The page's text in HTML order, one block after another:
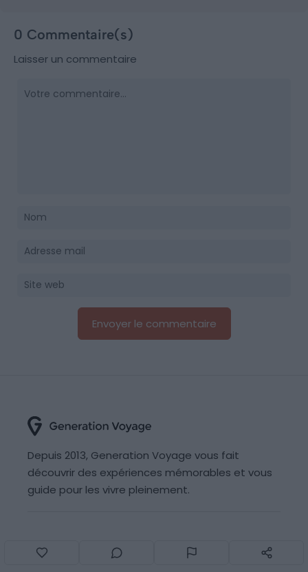
0 Commentaire(s)
Laisser un commentaire
Depuis 2013, Generation Voyage vous fait
découvrir des expériences mémorables et vous
guide pour les vivre pleinement.